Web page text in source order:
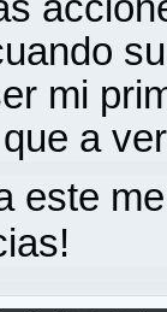
mi
a
este